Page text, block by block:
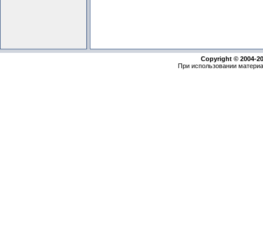
Copyright © 2004-
При использовании